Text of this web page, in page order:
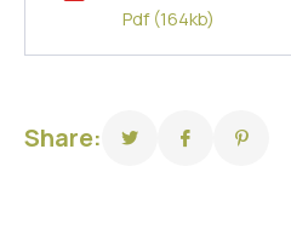
Pdf(164kb)
Share: